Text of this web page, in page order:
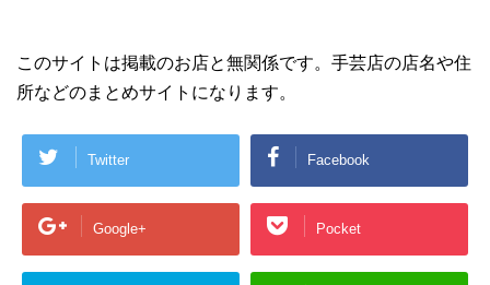
このサイトは掲載のお店と無関係です。手芸店の店名や住
所などのまとめサイトになります。
Twitter Facebook
Google+ Pocket